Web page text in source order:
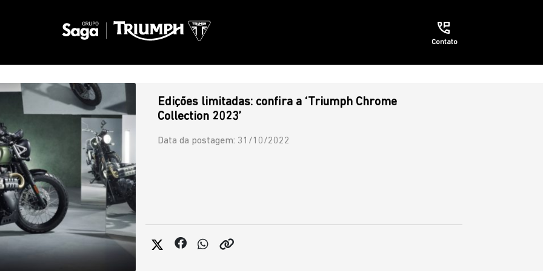
Contato
Edições limitadas: confira a ‘Triumph Chrome
Collection 2023’
Data da postagem: 31/10/2022